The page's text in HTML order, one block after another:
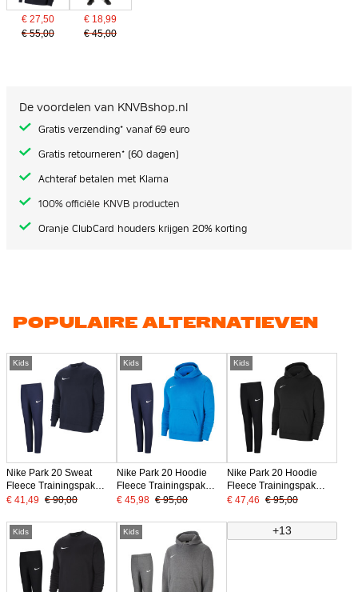
€ 27,50
€ 55,00
€ 18,99
€ 45,00
De voordelen van KNVBshop.nl
Gratis verzending* vanaf 69 euro
Gratis retourneren* (60 dagen)
Achteraf betalen met Klarna
100% officiële KNVB producten
Oranje ClubCard houders krijgen 20% korting
POPULAIRE ALTERNATIEVEN
Kids
Nike Park 20 Sweat
Fleece Trainingspak
Kids Donkerblauw
€ 41,49 € 90,00
Kids
Nike Park 20 Hoodie
Fleece Trainingspak
Kids Blauw
€ 45,98 € 95,00
Kids
Nike Park 20 Hoodie
Fleece Trainingspak
Kids Zwart
€ 47,46 € 95,00
Kids Kids +13